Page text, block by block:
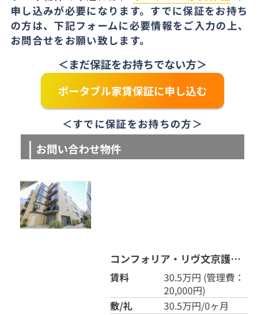
申し込みが必要になります。すでに保証をお持ち
の方は、下記フォームに必要情報をご入力の上、
お問合せをお願い致します。
＜まだ保証をお持ちでない方＞
ポータブル家賃保証に申し込む
＜すでに保証をお持ちの方＞
お問い合わせ物件
コンフォリア・リヴ文京護国寺 312
賃料 30.5万円 (管理費：
20,000円)
敷/礼
30.5万円/0ヶ月